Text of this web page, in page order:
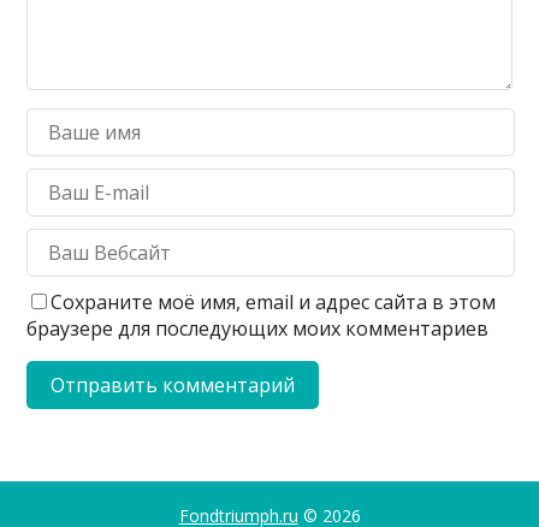
Сохраните моё имя, email и адрес сайта в этом
браузере для последующих моих комментариев
Fondtriumph.ru © 2026